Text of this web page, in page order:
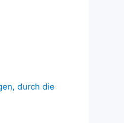
durch die